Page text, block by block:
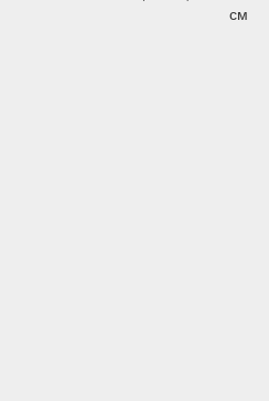
см